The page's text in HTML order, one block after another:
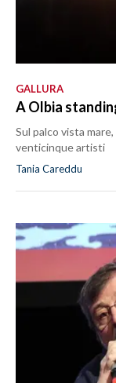
GALLURA
A Olbia
Sul palco vista
venticinque artisti
Tania Careddu